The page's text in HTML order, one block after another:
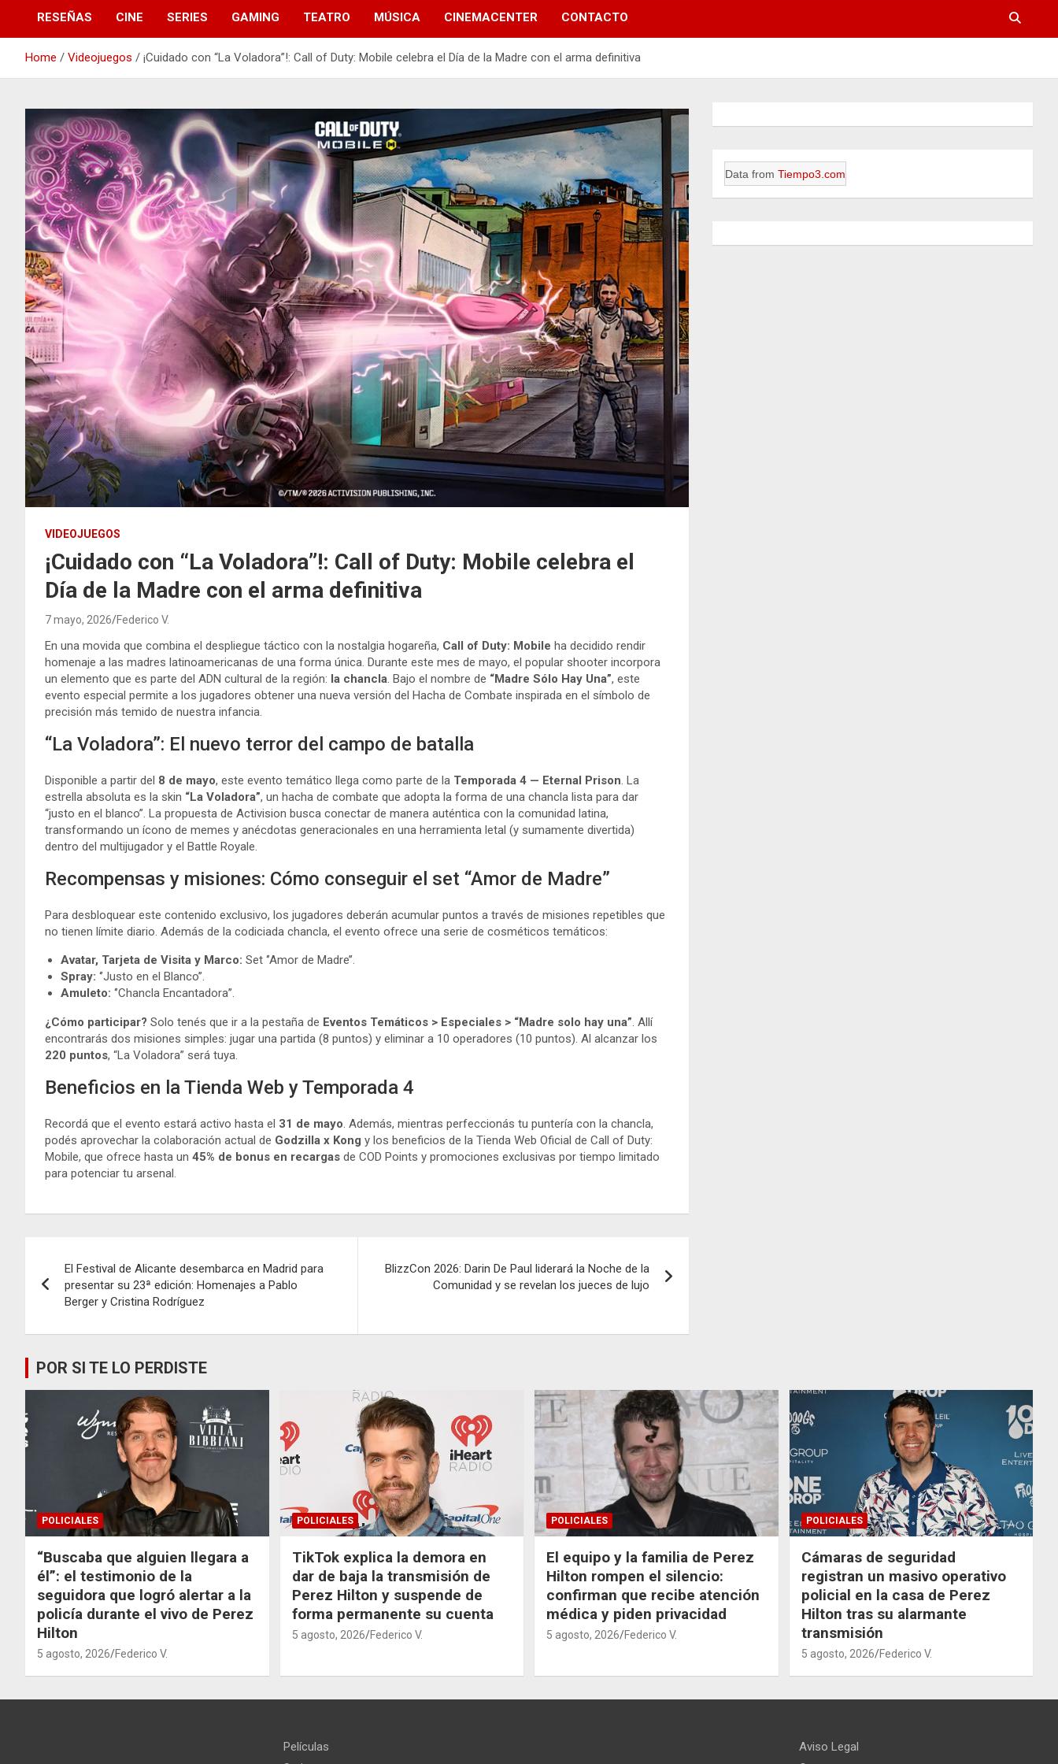
RESEÑAS CINE SERIES GAMING TEATRO MÚSICA CINEMACENTER CONTACTO
Home Videojuegos ¡Cuidado con “La Voladora”!: Call of Duty: Mobile celebra el Día de la Madre con el arma definitiva
VIDEOJUEGOS
¡Cuidado con “La Voladora”!: Call of Duty: Mobile celebra el
Día de la Madre con el arma definitiva
7 mayo, 2026 Federico V.
En una movida que combina el despliegue táctico con la nostalgia hogareña, Call of Duty: Mobile ha decidido rendir
homenaje a las madres latinoamericanas de una forma única. Durante este mes de mayo, el popular shooter incorpora
un elemento que es parte del ADN cultural de la región: la chancla. Bajo el nombre de “Madre Sólo Hay Una”, este
evento especial permite a los jugadores obtener una nueva versión del Hacha de Combate inspirada en el símbolo de
precisión más temido de nuestra infancia.
“La Voladora”: El nuevo terror del campo de batalla
Disponible a partir del 8 de mayo, este evento temático llega como parte de la Temporada 4 — Eternal Prison. La
estrella absoluta es la skin “La Voladora”, un hacha de combate que adopta la forma de una chancla lista para dar
“justo en el blanco”. La propuesta de Activision busca conectar de manera auténtica con la comunidad latina,
transformando un ícono de memes y anécdotas generacionales en una herramienta letal (y sumamente divertida)
dentro del multijugador y el Battle Royale.
Recompensas y misiones: Cómo conseguir el set “Amor de Madre”
Para desbloquear este contenido exclusivo, los jugadores deberán acumular puntos a través de misiones repetibles que
no tienen límite diario. Además de la codiciada chancla, el evento ofrece una serie de cosméticos temáticos:
Avatar, Tarjeta de Visita y Marco: Set ‘’Amor de Madre’’.
Spray: ‘’Justo en el Blanco’’.
Amuleto: ‘’Chancla Encantadora’’.
¿Cómo participar? Solo tenés que ir a la pestaña de Eventos Temáticos > Especiales > “Madre solo hay una”. Allí
encontrarás dos misiones simples: jugar una partida (8 puntos) y eliminar a 10 operadores (10 puntos). Al alcanzar los
220 puntos, “La Voladora” será tuya.
Beneficios en la Tienda Web y Temporada 4
Recordá que el evento estará activo hasta el 31 de mayo. Además, mientras perfeccionás tu puntería con la chancla,
podés aprovechar la colaboración actual de Godzilla x Kong y los beneficios de la Tienda Web Oficial de Call of Duty:
Mobile, que ofrece hasta un 45% de bonus en recargas de COD Points y promociones exclusivas por tiempo limitado
para potenciar tu arsenal.
de
entradas
El Festival de Alicante desembarca en Madrid para
presentar su 23ª edición: Homenajes a Pablo
Berger y Cristina Rodríguez
BlizzCon 2026: Darin De Paul liderará la Noche de la
Comunidad y se revelan los jueces de lujo
Data fromTiempo3.com
POR SI TE LO PERDISTE
POLICIALES
“Buscaba que alguien llegara a
él”: el testimonio de la
seguidora que logró alertar a la
policía durante el vivo de Perez
Hilton
5 agosto, 2026 Federico V.
POLICIALES
TikTok explica la demora en
dar de baja la transmisión de
Perez Hilton y suspende de
forma permanente su cuenta
5 agosto, 2026 Federico V.
POLICIALES
El equipo y la familia de Perez
Hilton rompen el silencio:
confirman que recibe atención
médica y piden privacidad
5 agosto, 2026 Federico V.
POLICIALES
Cámaras de seguridad
registran un masivo operativo
policial en la casa de Perez
Hilton tras su alarmante
transmisión
5 agosto, 2026 Federico V.
Películas
Aviso Legal